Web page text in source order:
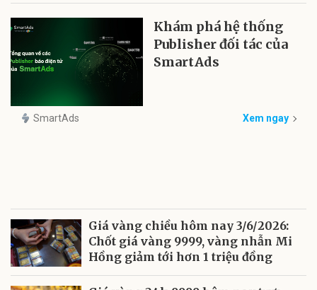
Khám phá hệ thống
Publisher đối tác của
SmartAds
SmartAds Xem ngay
Giá vàng chiều hôm nay 3/6/2026:
Chốt giá vàng 9999, vàng nhẫn Mi
Hồng giảm tới hơn 1 triệu đồng